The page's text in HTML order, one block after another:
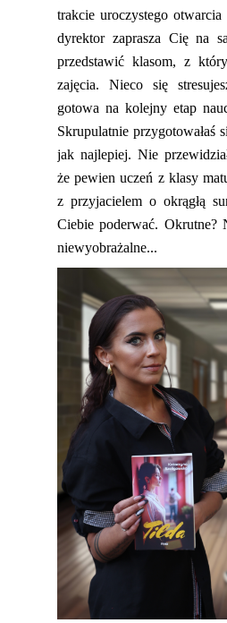
trakcieuroczystego
dyrektor zaprasza Cię na
przedstawić klasom, z
zajęcia. Nieco się
gotowa na kolejny etap
Skrupulatnie przygotowałaś
jak najlepiej. Nie
że pewien uczeń z klasy
z przyjacielem o okrągłą
Ciebie poderwać. Okrutne?
niewyobrażalne...